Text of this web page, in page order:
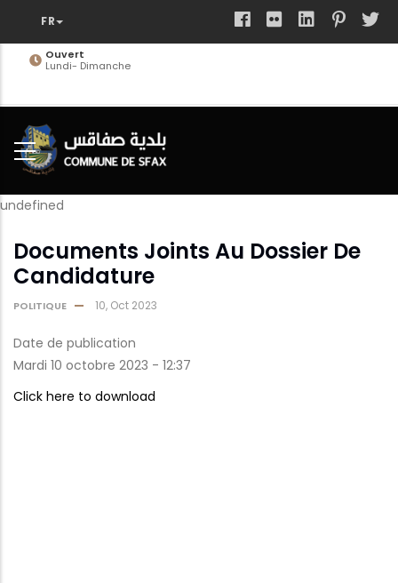
contenuOuvert
Lundi- Dimanche
undefined
Documents Joints Au Dossier De
Candidature
POLITIQUE 10, Oct 2023
Date de publication
Mardi 10 octobre 2023 - 12:37
Click here to download